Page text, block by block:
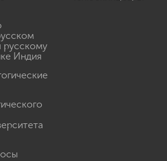
русскому
Индия